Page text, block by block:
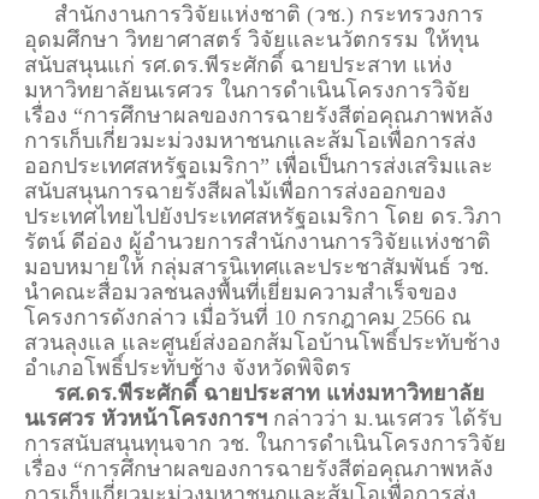
สำนักงานการวิจัยแห่งชาติ (วช.) กระทรวงการ
อุดมศึกษา วิทยาศาสตร์ วิจัยและนวัตกรรม ให้ทุน
สนับสนุนแก่ รศ.ดร.พีระศักดิ์ ฉายประสาท แห่ง
มหาวิทยาลัยนเรศวร ในการดำเนินโครงการวิจัย
เรื่อง “การศึกษาผลของการฉายรังสีต่อคุณภาพหลัง
การเก็บเกี่ยวมะม่วงมหาชนกและส้มโอเพื่อการส่ง
ออกประเทศสหรัฐอเมริกา” เพื่อเป็นการส่งเสริมและ
สนับสนุนการฉายรังสีผลไม้เพื่อการส่งออกของ
ประเทศไทยไปยังประเทศสหรัฐอเมริกา โดย ดร.วิภา
รัตน์ ดีอ่อง ผู้อำนวยการสำนักงานการวิจัยแห่งชาติ
มอบหมายให้ กลุ่มสารนิเทศและประชาสัมพันธ์ วช.
นำคณะสื่อมวลชนลงพื้นที่เยี่ยมความสำเร็จของ
โครงการดังกล่าว เมื่อวันที่ 10 กรกฎาคม 2566 ณ
สวนลุงแล และศูนย์ส่งออกส้มโอบ้านโพธิ์ประทับช้าง
อำเภอโพธิ์ประทับช้าง จังหวัดพิจิตร
รศ.ดร.พีระศักดิ์ ฉายประสาท แห่งมหาวิทยาลัย
นเรศวร หัวหน้าโครงการฯ กล่าวว่า ม.นเรศวร ได้รับ
การสนับสนุนทุนจาก วช. ในการดำเนินโครงการวิจัย
เรื่อง “การศึกษาผลของการฉายรังสีต่อคุณภาพหลัง
การเก็บเกี่ยวมะม่วงมหาชนกและส้มโอเพื่อการส่ง